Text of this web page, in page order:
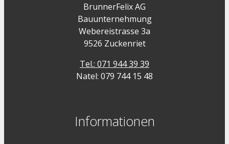
BrunnerFelix AG
Bauunternehmung
Webereistrasse 3a
9526 Zuckenriet
Tel.: 071 944 39 39
Natel: 079 744 15 48
Informationen